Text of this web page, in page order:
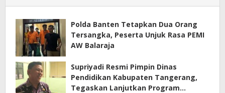
Polda Banten Tetapkan Dua Orang
Tersangka, Peserta Unjuk Rasa PEMI
AW Balaraja
Supriyadi Resmi Pimpin Dinas
Pendidikan Kabupaten Tangerang,
Tegaskan Lanjutkan Program